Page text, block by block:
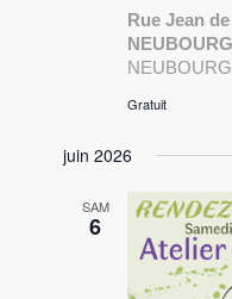
Rue Jean
NEUBOURG
NEUBOURG
Gratuit
juin 2026
SAM
6